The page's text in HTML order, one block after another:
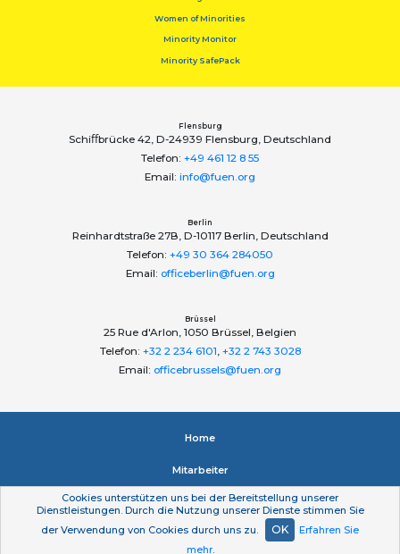
Women of Minorities
Minority Monitor
Minority SafePack
Flensburg
Schiﬀbrücke 42, D-24939 Flensburg, Deutschland
Telefon: +49 461 12 8 55
Email: info@fuen.org
Berlin
Reinhardtstraße 27B, D-10117 Berlin, Deutschland
Telefon: +49 30 364 284050
Email: officeberlin@fuen.org
Brüssel
25 Rue d'Arlon, 1050 Brüssel, Belgien
Telefon: +32 2 234 6101, +32 2 743 3028
Email: officebrussels@fuen.org
Home
Mitarbeiter
Impressum
Datenschutzerklärung
Cookies unterstützen uns bei der Bereitstellung unserer
Dienstleistungen. Durch die Nutzung unserer Dienste stimmen Sie
der Verwendung von Cookies durch uns zu.
OK
Erfahren Sie
mehr.